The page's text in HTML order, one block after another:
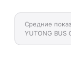
Средние
YUTONG BUS